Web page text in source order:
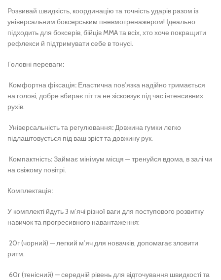
Розвивай швидкість, координацію та точність ударів разом із
універсальним боксерським пневмотренажером! Ідеально
підходить для боксерів, бійців MMA та всіх, хто хоче покращити
рефлекси й підтримувати себе в тонусі.
Головні переваги:
Комфортнафіксація: Еластична пов’язка надійно тримається
на голові, добре вбирає піт та не зісковзує під час інтенсивних
рухів.
Універсальністьта регулювання:Довжина гумки легко
підлаштовується під ваш зріст та довжину рук.
Компактність:Займає мінімум місця — тренуйся вдома, в залі чи
на свіжому повітрі.
Комплектація:
У комплекті йдуть 3 м’ячі різної ваги для поступового розвитку
навичок та прогресивного навантаження:
20г (чорний) — легкий м’яч для новачків, допомагає зловити
ритм.
60г (тенісний) — середній рівень для відточування швидкості та